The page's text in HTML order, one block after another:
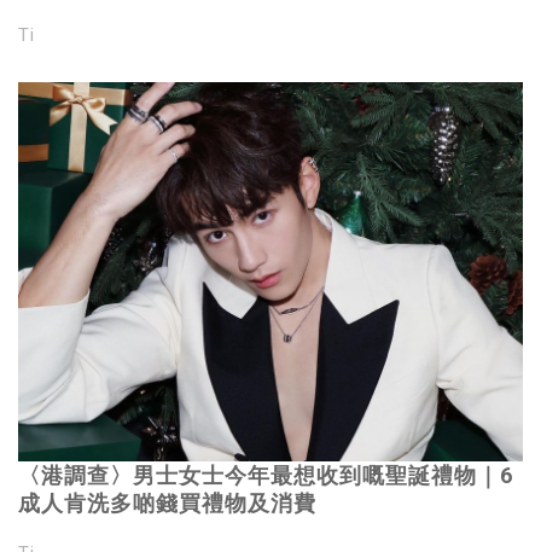
Ti
〈港調查〉男士女士今年最想收到嘅聖誕禮物｜6
成人肯洗多啲錢買禮物及消費